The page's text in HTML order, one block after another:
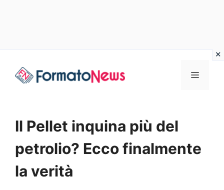
Menu
Il Pellet inquina più del
petrolio? Ecco finalmente
la verità